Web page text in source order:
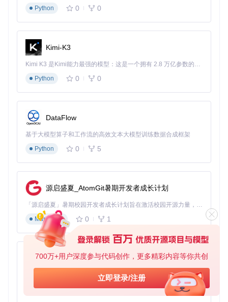
700万+用户深度参与代码创作，更多精彩内容等你共创
立即登录/注册
风险
事后止损
事前预防+事中
实践：Kronos框架快速落地指南
快速启动流程
# 克隆项目仓库
git
# 安装核心依赖
预测精度换取80%速度提升
日内交易（15分钟-1小时周期）：选择Kronos-small模型，
平衡精度与性能
中长线交易（>1天周期）：选择Kronos-base模型，最大化
预测质量
关键配置文件位于 finetune_csv/configs/ 目录，其中conf
ig_ali09988_candle-5min.yaml
提供了5分钟K线数据的优
和confidence_cutoff两个核心参数。
预测信号生成实战技巧
Python
0 0
Kimi-K3
Kimi K3 是Kimi能力最强的模型：这是一个拥有 2.8 万亿参数的混合专家（MoE）模型，具备原生视觉理解能力，并支持 100 万 token 的上下文窗口。
Python
0 0
DataFlow
基于大模型算子和工作流的高效文本大模型训练数据合成框架
Python
0 5
源启盛夏_AtomGit暑期开发者成长计划
「源启盛夏」暑期校园开发者成长计划旨在激活校园开源力量，通过积分激励、认证扶持、资源倾斜等形式，引导高校组织和开发者完成「入驻 — 建项目 — 做贡献 — 获认证 — 得资源」的完整闭环。无论你是想带领社团入驻平台的组织者，还是希望用代码贡献证明自己的开发者，都能在这里找到属于你的成长路径。
Markdown
0 1
py-xiaozhi
基于Python的Xiaozhi AI，适用于想要完整Xiaozhi体验而无需拥有专用硬件的用户。
Python
0 1